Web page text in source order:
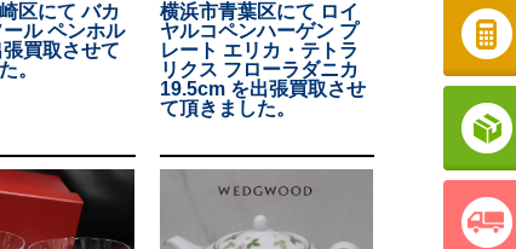
区にて バカ
ル ペンホル
買取させて
。
横浜市青葉区にて ロイ
ヤルコペンハーゲン プ
レート エリカ・テトラ
リクス フローラダニカ
19.5cm を出張買取させ
て頂きました。